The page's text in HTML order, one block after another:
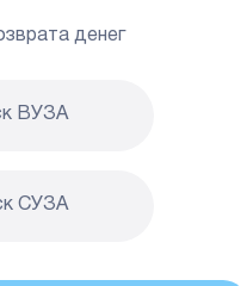
денег
ВУЗА
CУЗА